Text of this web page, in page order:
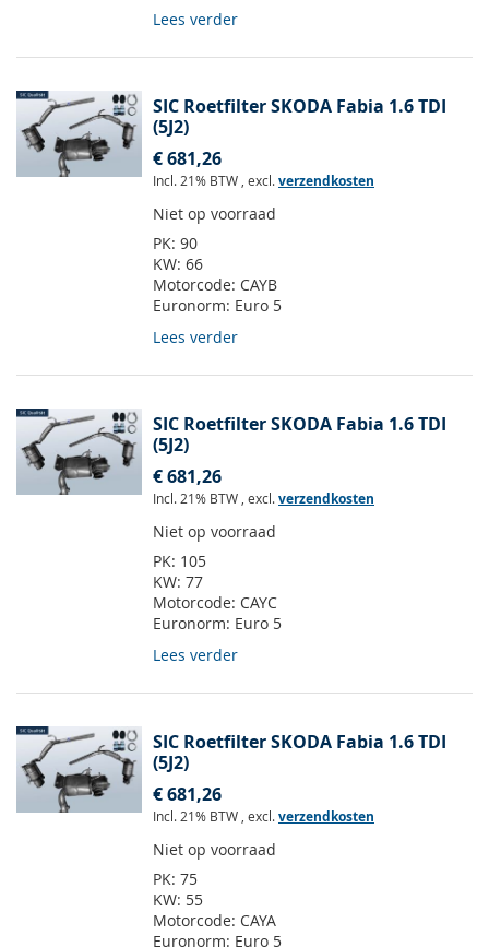
Lees verder
SIC Roetfilter SKODA Fabia 1.6 TDI
(5J2)
€ 681,26
Incl. 21% BTW , excl.verzendkosten
Niet op voorraad
PK: 90
KW: 66
Motorcode: CAYB
Euronorm: Euro 5
Lees verder
SIC Roetfilter SKODA Fabia 1.6 TDI
(5J2)
€ 681,26
Incl. 21% BTW , excl.verzendkosten
Niet op voorraad
PK: 105
KW: 77
Motorcode: CAYC
Euronorm: Euro 5
Lees verder
SIC Roetfilter SKODA Fabia 1.6 TDI
(5J2)
€ 681,26
Incl. 21% BTW , excl.verzendkosten
Niet op voorraad
PK: 75
KW: 55
Motorcode: CAYA
Euronorm: Euro 5